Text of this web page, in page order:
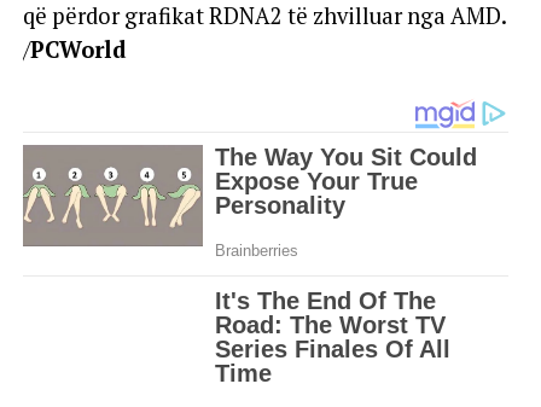
që përdor grafikat RDNA2 të zhvilluar nga AMD.
/PCWorld